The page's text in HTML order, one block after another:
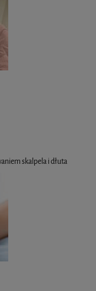
skalpela i dłuta